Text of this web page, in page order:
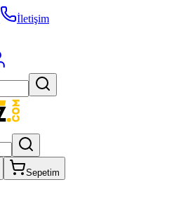
İletişim
Sepetim